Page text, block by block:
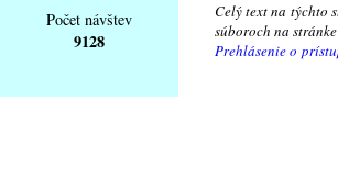
Počet návštev
9128
Celý text na týchto
súboroch na
Prehlásenie o